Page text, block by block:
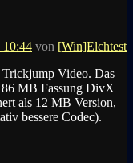
10:44 von [Win]Elchtest
Trickjump Video. Das
MB Fassung DivX
als 12 MB Version,
bessere Codec).